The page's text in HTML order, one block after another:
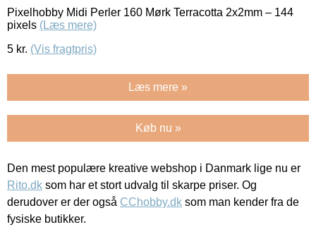
Pixelhobby Midi Perler 160 Mørk Terracotta 2x2mm – 144
pixels (Læs mere)
5 kr. (Vis fragtpris)
Læs mere »
Køb nu »
Den mest populære kreative webshop i Danmark lige nu er
Rito.dk som har et stort udvalg til skarpe priser. Og
derudover er der også CChobby.dk som man kender fra de
fysiske butikker.